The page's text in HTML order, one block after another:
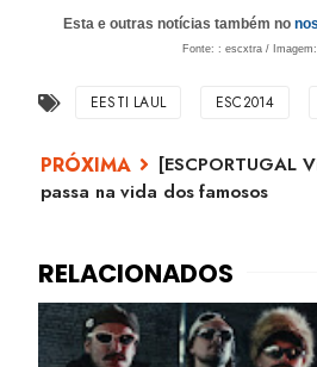
Esta e outras notícias também no
Fonte: : escxtra /
EESTI LAUL ESC2014
[ESCPORTUGAL
passa na vida dos famosos